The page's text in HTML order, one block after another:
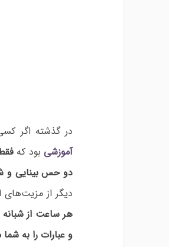
در گذشته اگر
آموزشی بود که
دو حس بینایی و
دیگر از مزیت‌های
هر ساعت از شبانه
و عبارات را به